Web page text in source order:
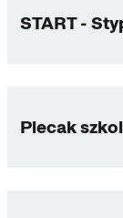
START -
Plecak